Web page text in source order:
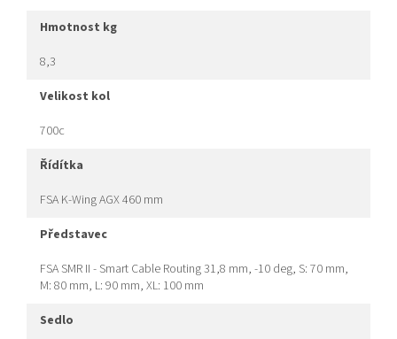
hmotnost kg
8,3
velikost kol
700c
řídítka
FSA K-Wing AGX 460 mm
představec
FSA SMR II - Smart Cable Routing 31,8 mm, -10 deg, S: 70 mm,
M: 80 mm, L: 90 mm, XL: 100 mm
sedlo